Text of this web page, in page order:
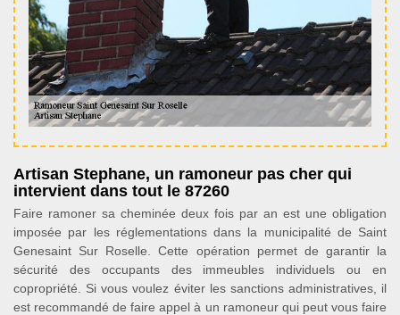
Artisan Stephane, un ramoneur pas cher qui
intervient dans tout le 87260
Faire ramoner sa cheminée deux fois par an est une obligation
imposée par les réglementations dans la municipalité de Saint
Genesaint Sur Roselle. Cette opération permet de garantir la
sécurité des occupants des immeubles individuels ou en
copropriété. Si vous voulez éviter les sanctions administratives, il
est recommandé de faire appel à un ramoneur qui peut vous faire